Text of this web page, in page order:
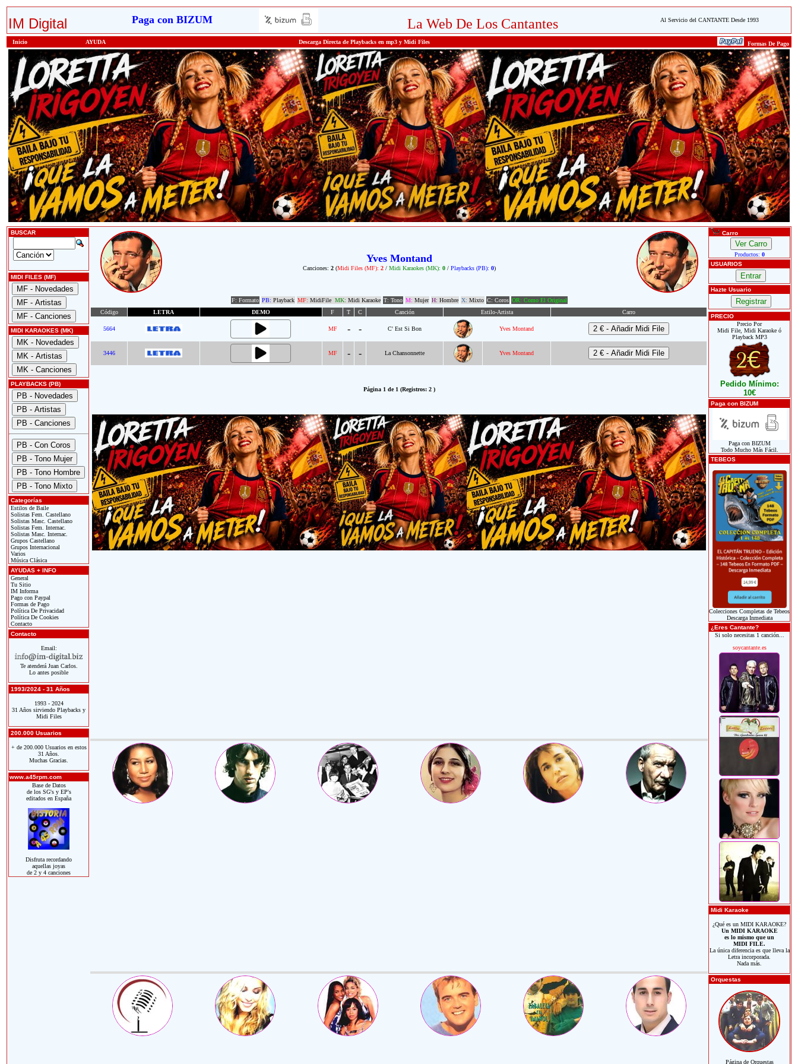
IM Digital Paga con BIZUM La Web De Los Cantantes Al Servicio del CANTANTE Desde 1993
Inicio AYUDA Descarga Directa de Playbacks en mp3 y Midi Files Formas De Pago
BUSCAR
MIDI FILES (MF)
MIDI KARAOKES (MK)
PLAYBACKS (PB)
Categorías
Estilos de Baile
Solistas Fem. Castellano
Solistas Masc. Castellano
Solistas Fem. Internac.
Solistas Masc. Internac.
Grupos Castellano
Grupos Internacional
Varios
Música Clásica
AYUDAS + INFO
General
Tu Sitio
IM Informa
Pago con Paypal
Formas de Pago
Política De Privacidad
Política De Cookies
Contacto
Contacto
Email:
Te atenderá Juan Carlos.
Lo antes posible
1993/2024 - 31 Años
1993 - 2024
31 Años sirviendo Playbacks y
Midi Files
200.000 Usuarios
+ de 200.000 Usuarios en estos
31 Años.
Muchas Gracias.
www.a45rpm.com
Base de Datos
de los SG's y EP's
editados en España
Disfruta recordando
aquellas joyas
de 2 y 4 canciones
Yves Montand
Canciones: 2(Midi Files (MF): 2/Midi Karaokes (MK): 0/ Playbacks (PB): 0)
F: Formato PB: Playback MF: MidiFile MK: Midi Karaoke T: Tono M: Mujer H: Hombre X: Mixto C: Coros OR: Como El Original
Código
LETRA DEMO F T C Canción Estilo-Artista Carro
5664 MF - - C' Est Si Bon Yves Montand
3446 MF - - La Chansonnette Yves Montand
Página 1 de 1 (Registros: 2 )
Carro
Productos: 0
USUARIOS
Hazte Usuario
PRECIO
Precio Por
Midi File, Midi Karaoke ó
Playback MP3
Pedido Mínimo:
10€
Paga con BIZUM
Paga con BIZUM
Todo Mucho Más Fácil.
TEBEOS
Colecciones Completas de Tebeos
Descarga Inmediata
¿Eres Cantante?
Si solo necesitas 1 canción...
soycantante.es
Midi Karaoke
¿Qué es un MIDI KARAOKE?
Un MIDI KARAOKE
es lo mismo que un
MIDI FILE.
La única diferencia es que lleva la
Letra incorporada.
Nada más.
Orquestas
Página de Orquestas